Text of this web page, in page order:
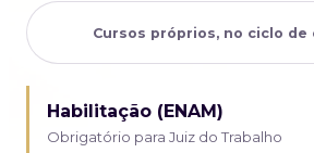
Cursos próprios, no ciclo de
Habilitação (ENAM)
Obrigatório para Juiz do Trabalho